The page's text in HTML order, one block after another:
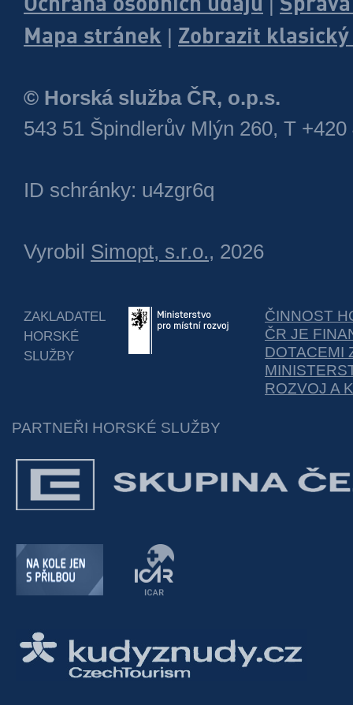
Mapa stránek
Zobrazit
© Horská služba ČR, o.p.s.
543 51 Špindlerův Mlýn 260, T +420
ID schránky: u4zgr6q
Vyrobil Simopt, s.r.o., 2026
ZAKLADATEL
HORSKÉ
SLUŽBY
ČINNOST
ČR JE
DOTACEMI
ROZVOJ A
PARTNEŘI HORSKÉ SLUŽBY